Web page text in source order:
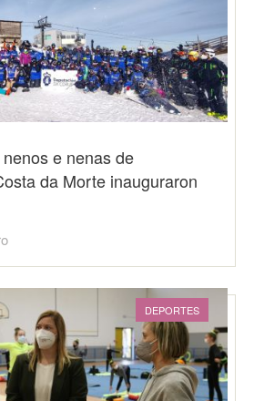
e nenas de
da Morte inauguraron
DEPORTES